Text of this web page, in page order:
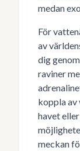
medan
För
av
dig
raviner
koppla av
havet
meckan